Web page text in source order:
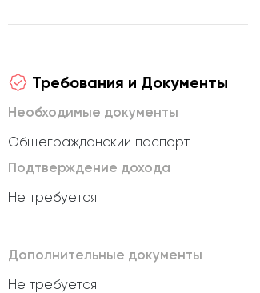
Требования и Документы
Необходимые документы
Общегражданский паспорт
Подтверждение дохода
Не требуется
Дополнительные документы
Не требуется